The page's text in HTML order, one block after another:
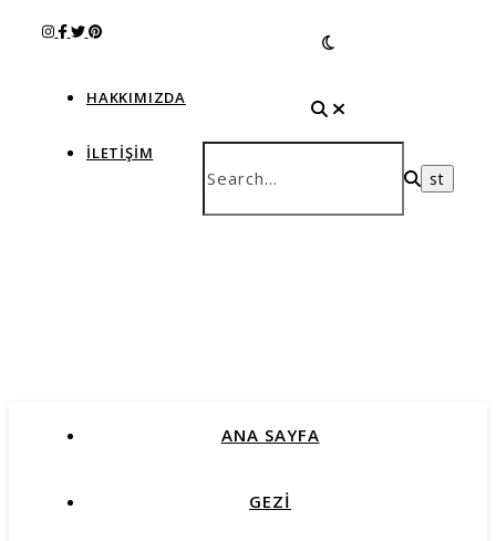
HAKKIMIZDA
İLETIŞIM
ANA SAYFA
GEZİ